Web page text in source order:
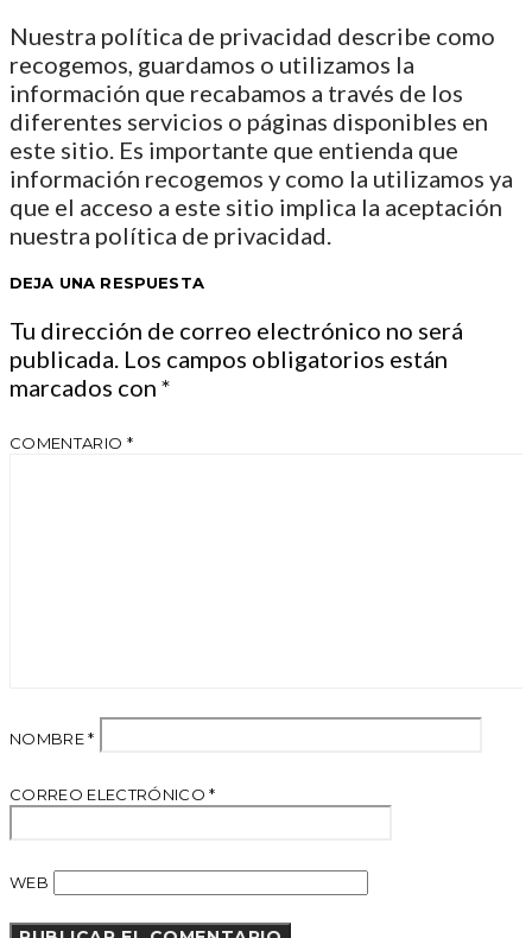
Nuestra política de privacidad describe como
recogemos, guardamos o utilizamos la
información que recabamos a través de los
diferentes servicios o páginas disponibles en
este sitio. Es importante que entienda que
información recogemos y como la utilizamos ya
que el acceso a este sitio implica la aceptación
nuestra política de privacidad.
DEJA UNA RESPUESTA
Tu dirección de correo electrónico no será
publicada. Los campos obligatorios están
marcados con *
COMENTARIO *
NOMBRE*
CORREO ELECTRÓNICO*
WEB